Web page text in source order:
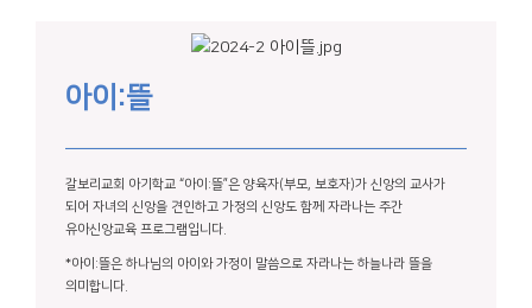
아이:뜰
갈보리교회 아기학교 “아이:뜰”은 양육자(부모, 보호자)가 신앙의 교사가
되어 자녀의 신앙을 견인하고 가정의 신앙도 함께 자라나는 주간
유아신앙교육 프로그램입니다.
*아이:뜰은 하나님의 아이와 가정이 말씀으로 자라나는 하늘나라 뜰을
의미합니다.